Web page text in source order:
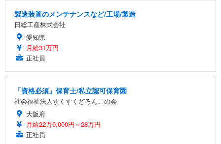
製造装置のメンテナンスなど/工場/製造
日総工産株式会社
愛知県
月給31万円
正社員
「資格必須」保育士/私立認可保育園
社会福祉法人すくすくどろんこの会
大阪府
月給22万9,000円～28万円
正社員